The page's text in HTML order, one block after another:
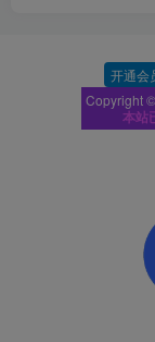
开通会
Copyright
本站